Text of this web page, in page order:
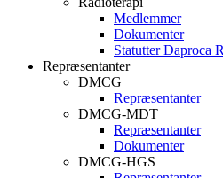
Medlemmer
Dokumenter
Statutter Daproca
Repræsentanter
DMCG
Repræsentanter
DMCG-MDT
Repræsentanter
Dokumenter
DMCG-HGS